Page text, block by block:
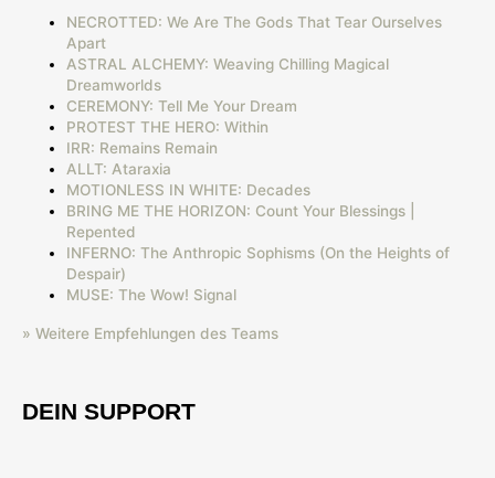
NECROTTED: We Are The Gods That Tear Ourselves
Apart
ASTRAL ALCHEMY: Weaving Chilling Magical
Dreamworlds
CEREMONY: Tell Me Your Dream
PROTEST THE HERO: Within
IRR: Remains Remain
ALLT: Ataraxia
MOTIONLESS IN WHITE: Decades
BRING ME THE HORIZON: Count Your Blessings |
Repented
INFERNO: The Anthropic Sophisms (On the Heights of
Despair)
MUSE: The Wow! Signal
» Weitere Empfehlungen des Teams
DEIN SUPPORT